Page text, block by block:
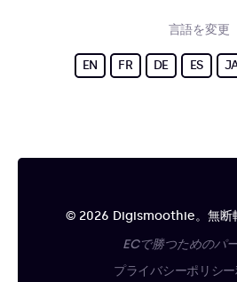
言語を変更
EN FR DE ES
© 2026 Digismoothie。無断
ECで勝つためのパ
プライバシーポリシー